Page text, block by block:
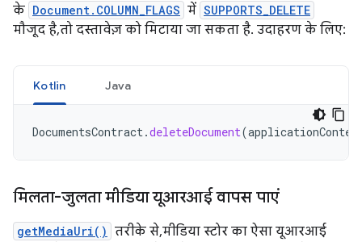
के Document.COLUMN_FLAGS में SUPPORTS_DELETE
मौजूद है, तो दस्तावेज़ को मिटाया जा सकता है. उदाहरण के लिए:
Kotlin Java
DocumentsContract.deleteDocument(
मिलता-जुलता मीडिया यूआरआई वापस पाएं
getMediaUri() तरीके से, मीडिया स्टोर का ऐसा यूआरआई